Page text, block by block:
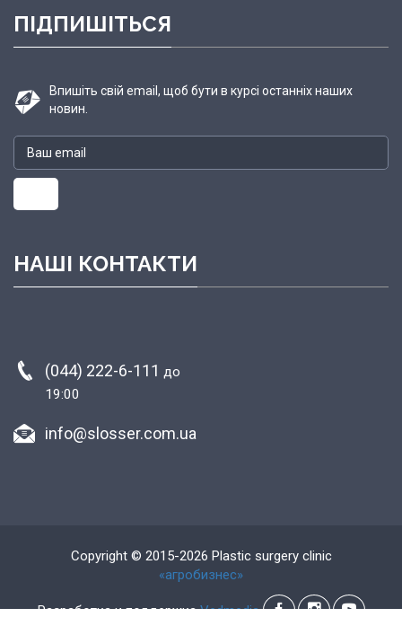
ПІДПИШІТЬСЯ
Впишіть свій email, щоб бути в курсі останніх наших
новин.
НАШІ КОНТАКТИ
(044) 222-6-111 до
19:00
info@slosser.com.ua
Copyright © 2015-2026 Plastic surgery clinic
«агробизнес»
Разработка и поддержкаVedmedia